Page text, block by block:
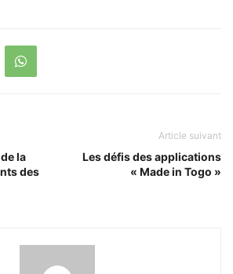
la
des
Article suivant
Les défis des applications
« Made in Togo »